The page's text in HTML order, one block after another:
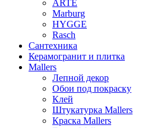
ARTE
Marburg
HYGGE
Rasch
Сантехника
Керамогранит и плитка
Mallers
Лепной декор
Обои под покраску
Клей
Штукатурка Mallers
Краска Mallers